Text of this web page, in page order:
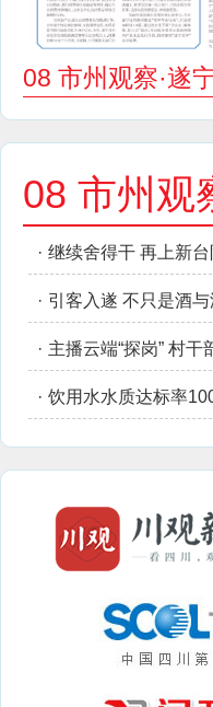
08 市州观察·遂
08 市州观
· 继续舍得干 再上新台
· 引客入遂 不只是酒与
· 主播云端“探岗” 村干
· 饮用水水质达标率